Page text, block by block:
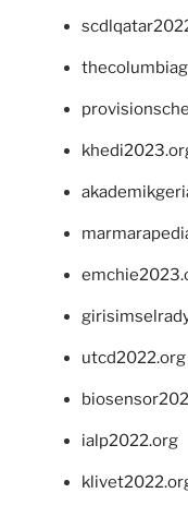
utcd2022.org
ialp2022.org